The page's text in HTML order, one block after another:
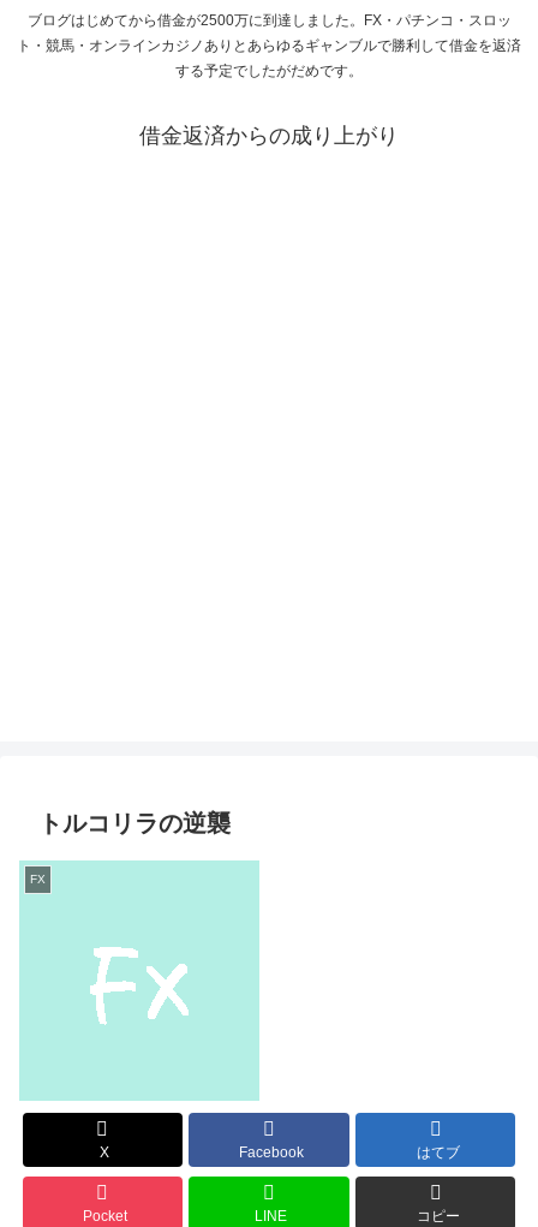
ブログはじめてから借金が2500万に到達しました。FX・パチンコ・スロッ
ト・競馬・オンラインカジノありとあらゆるギャンブルで勝利して借金を返済
する予定でしたがだめです。
借金返済からの成り上がり
トルコリラの逆襲
FX
X Facebook はてブ
Pocket LINE コピー